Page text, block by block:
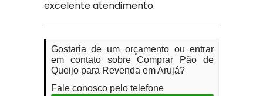
excelente atendimento.
Gostaria de um orçamento ou entrar
em contato sobre Comprar Pão de
Queijo para Revenda em Arujá?
Fale conosco pelo telefone